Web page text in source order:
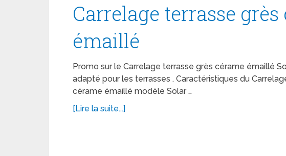
Carrelage terrasse
émaillé
Promo sur le Carrelage terrasse grès cérame émaillé
adapté pour les terrasses . Caractéristiques du
cérame émaillé modèle Solar …
[Lire la suite...]